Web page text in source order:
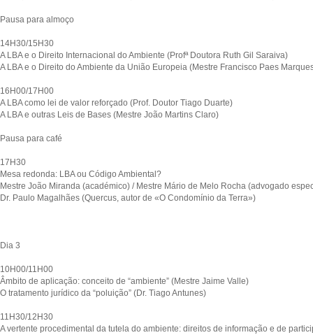
Pausa para almoço
14H30/15H30
A LBA e o Direito Internacional do Ambiente (Profª Doutora Ruth Gil Saraiva)
A LBA e o Direito do Ambiente da União Europeia (Mestre Francisco Paes
16H00/17H00
A LBA como lei de valor reforçado (Prof. Doutor Tiago Duarte)
A LBA e outras Leis de Bases (Mestre João Martins Claro)
Pausa para café
17H30
Mesa redonda: LBA ou Código Ambiental?
Mestre João Miranda (académico) / Mestre Mário de Melo Rocha (advogado
Dr. Paulo Magalhães (Quercus, autor de «O Condomínio da Terra»)
Dia 3
10H00/11H00
Âmbito de aplicação: conceito de “ambiente” (Mestre Jaime Valle)
O tratamento jurídico da “poluição” (Dr. Tiago Antunes)
11H30/12H30
A vertente procedimental da tutela do ambiente: direitos de informação e de